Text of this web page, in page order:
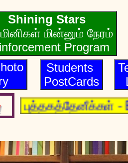
Shining Stars
மின்னும் நேரம்
Program
Students
PostCards
புத்தகத்தேனீக்கள் -